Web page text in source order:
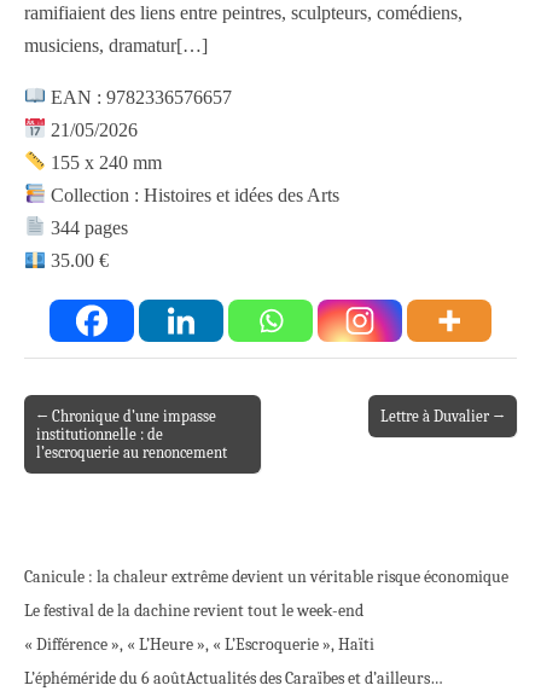
ramifiaient des liens entre peintres, sculpteurs, comédiens,
musiciens, dramatur[…]
EAN : 9782336576657
21/05/2026
155 x 240 mm
Collection : Histoires et idées des Arts
344 pages
35.00 €
Post navigation
← Chronique d’une impasse
institutionnelle : de
l’escroquerie au renoncement
Lettre à Duvalier →
Canicule : la chaleur extrême devient un véritable risque économique
Le festival de la dachine revient tout le week-end
« Différence », « L’Heure », « L’Escroquerie », Haïti
L’éphéméride du 6 aoûtActualités des Caraïbes et d’ailleurs…